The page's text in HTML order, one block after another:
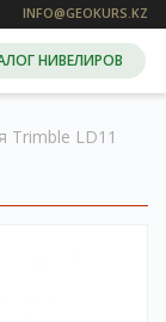
INFO@GEOKURS.KZ
НИВЕЛИРОВ
Trimble LD11